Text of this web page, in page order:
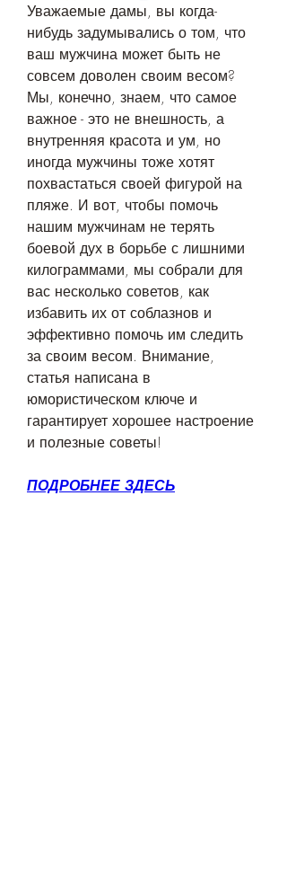
Уважаемые дамы, вы когда-
нибудь задумывались о том, что
ваш мужчина может быть не
совсем доволен своим весом?
Мы, конечно, знаем, что самое
важное - это не внешность, а
внутренняя красота и ум, но
иногда мужчины тоже хотят
похвастаться своей фигурой на
пляже. И вот, чтобы помочь
нашим мужчинам не терять
боевой дух в борьбе с лишними
килограммами, мы собрали для
вас несколько советов, как
избавить их от соблазнов и
эффективно помочь им следить
за своим весом. Внимание,
статья написана в
юмористическом ключе и
гарантирует хорошее настроение
и полезные советы!
ПОДРОБНЕЕ ЗДЕСЬ